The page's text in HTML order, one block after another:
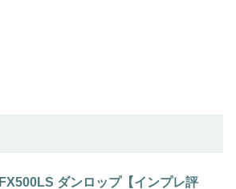
FX500LS ダンロップ【インプレ評